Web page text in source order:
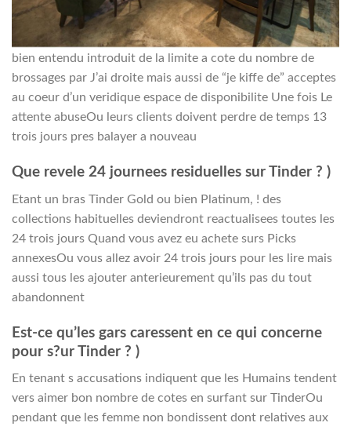
bien entendu introduit de la limite a cote du nombre de
brossages par J’ai droite mais aussi de “je kiffe de” acceptes
au coeur d’un veridique espace de disponibilite Une fois Le
attente abuseOu leurs clients doivent perdre de temps 13
trois jours pres balayer a nouveau
Que revele 24 journees residuelles sur Tinder ? )
Etant un bras Tinder Gold ou bien Platinum, ! des
collections habituelles deviendront reactualisees toutes les
24 trois jours Quand vous avez eu achete surs Picks
annexesOu vous allez avoir 24 trois jours pour les lire mais
aussi tous les ajouter anterieurement qu’ils pas du tout
abandonnent
Est-ce qu’les gars caressent en ce qui concerne
pour s?ur Tinder ? )
En tenant s accusations indiquent que les Humains tendent
vers aimer bon nombre de cotes en surfant sur TinderOu
pendant que les femme non bondissent dont relatives aux